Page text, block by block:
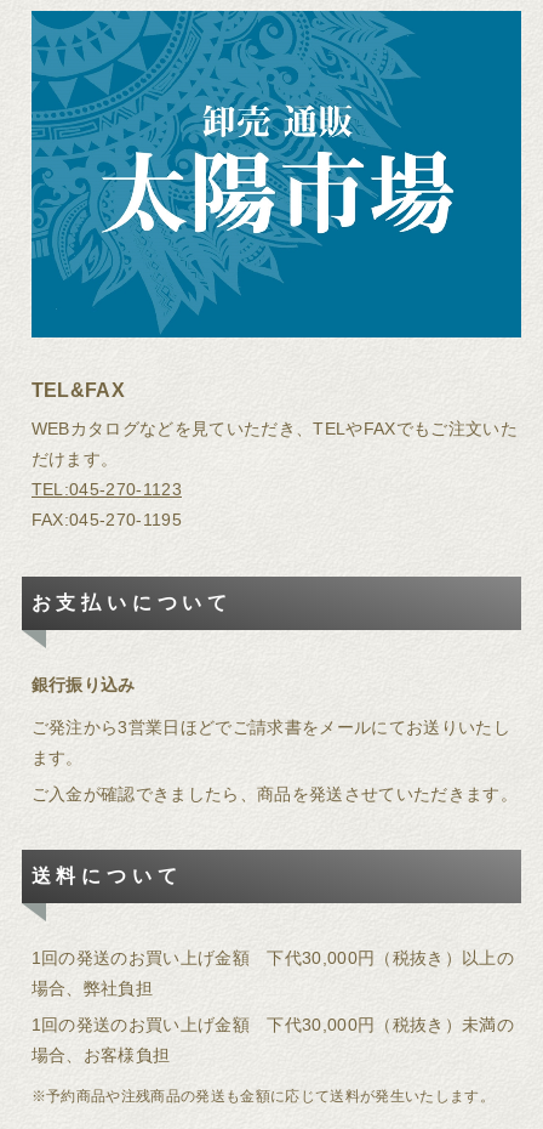
アクセス
アメツチショールーム
各シーズンのお得な商材が並んでいるイベント用シ
ョールームです。新作展示会と同時開催の「営業ア
トリエ市」や、夏・冬に開催の「夏祭りセール」
アクセス
TEL&FAX
WEBカタログなどを見ていただき、TELやFAXでもご注文いた
だけます。
TEL:045-270-1123
FAX:045-270-1195
お支払いについて
銀行振り込み
ご発注から3営業日ほどでご請求書をメールにてお送りいたし
ます。
ご入金が確認できましたら、商品を発送させていただきます。
送料について
1回の発送のお買い上げ金額 下代30,000円（税抜き）以上の
場合、弊社負担
1回の発送のお買い上げ金額 下代30,000円（税抜き）未満の
場合、お客様負担
※予約商品や注残商品の発送も金額に応じて送料が発生いたします。